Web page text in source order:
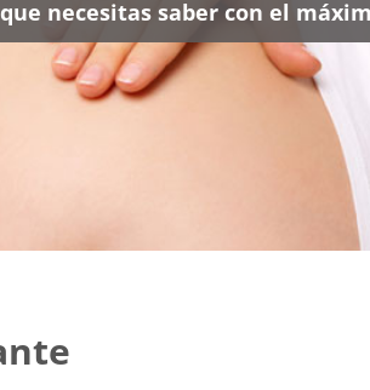
necesitas saber con el